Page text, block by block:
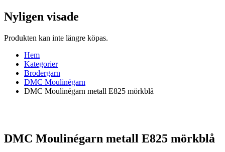
Nyligen visade
Produkten kan inte längre köpas.
Hem
Kategorier
Brodergarn
DMC Moulinégarn
DMC Moulinégarn metall E825 mörkblå
DMC Moulinégarn metall E825 mörkblå